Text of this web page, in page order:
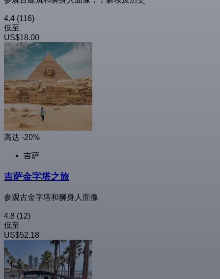
4.4 (116)
低至
US$18.00
高达 -20%
吉萨
吉萨金字塔之旅
参观古金字塔和狮身人面像
4.8 (12)
低至
US$52.18